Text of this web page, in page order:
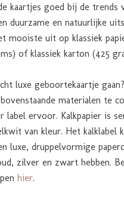
kaartjes goed bij de trends
duurzame en natuurlijke
mooiste uit op klassiek
of klassiek karton (425
luxe geboortekaartje
materialen te
label ervoor. Kalkpapier is
van kleur. Het kalklabel
luxe, druppelvormige
zilver en zwart hebben.
hier.